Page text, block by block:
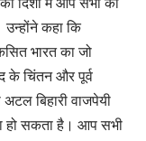
दिशा में आप सभी को
कहा कि
भारत का जो
के चिंतन और पूर्व
अटल बिहारी वाजपेयी
हो सकता है। आप सभी